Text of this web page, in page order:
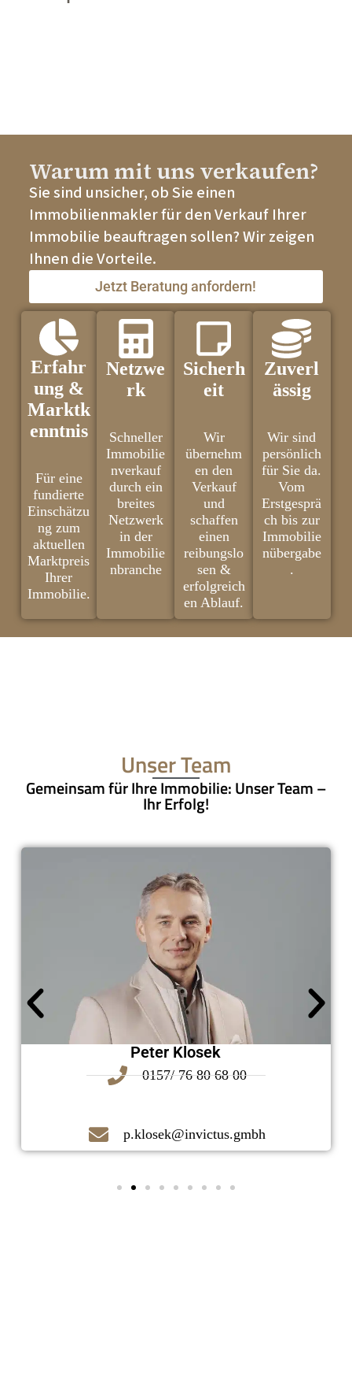
Warum mit uns verkaufen?
Sie sind unsicher, ob Sie einen
Immobilienmakler für den Verkauf Ihrer
Immobilie beauftragen sollen? Wir zeigen
Ihnen die Vorteile.
Jetzt Beratung anfordern!
Erfahr
ung &
Marktk
enntnis
Für eine
fundierte
Einschätzu
ng zum
aktuellen
Marktpreis
Ihrer
Immobilie.
Netzwe
rk
Schneller
Immobilie
nverkauf
durch ein
breites
Netzwerk
in der
Immobilie
nbranche
Sicherh
eit
Wir
übernehm
en den
Verkauf
und
schaffen
einen
reibungslo
sen &
erfolgreich
en Ablauf.
Zuverl
ässig
Wir sind
persönlich
für Sie da.
Vom
Erstgesprä
ch bis zur
Immobilie
nübergabe
.
Unser Team
Gemeinsam für Ihre Immobilie: Unser Team –
Ihr Erfolg!
Peter Klosek
0157/ 76 80 68 00
p.klosek@invictus.gmbh